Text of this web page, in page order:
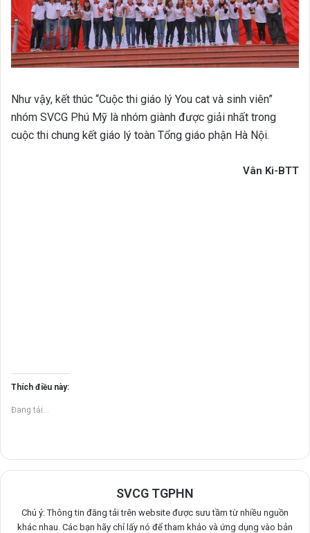
Như vậy, kết thúc “Cuộc thi giáo lý You cat và sinh viên”
nhóm SVCG Phú Mỹ là nhóm giành được giải nhất trong
cuộc thi chung kết giáo lý toàn Tổng giáo phận Hà Nội.
Vân Ki-BTT
Thích điều này:
Đang tải...
SVCG TGPHN
Chú ý: Thông tin đăng tải trên website được sưu tầm từ nhiều nguồn
khác nhau. Các bạn hãy chỉ lấy nó để tham khảo và ứng dụng vào bản